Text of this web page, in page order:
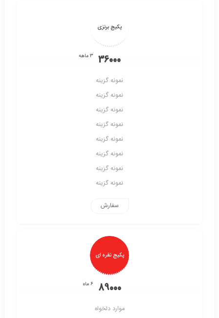
پکیج برنزی
36000 3 ماهه
نمونه گزینه
نمونه گزینه
نمونه گزینه
نمونه گزینه
نمونه گزینه
نمونه گزینه
نمونه گزینه
نمونه گزینه
سفارش
پکیج نقره ای
89000 6 ماه
موارد دلخواه